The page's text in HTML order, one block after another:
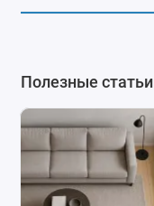
Полезные статьи